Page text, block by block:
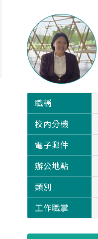
職稱
校內分機
電子郵件
辦公地點
類別
工作職掌